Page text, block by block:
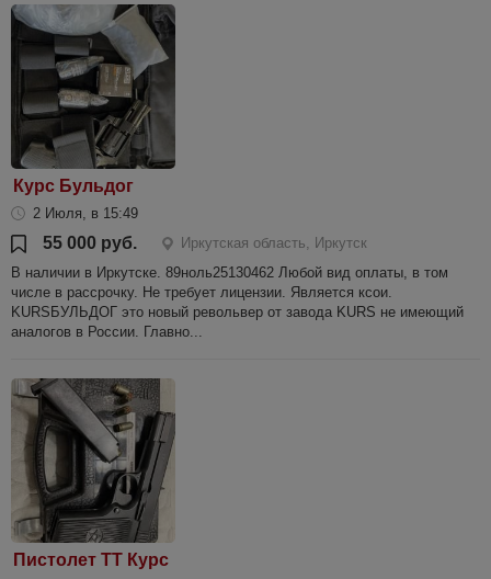
Курс Бульдог
2 Июля, в 15:49
55 000 руб.
Иркутская область, Иркутск
В наличии в Иркутске. 89ноль25130462 Любой вид оплаты, в том
числе в рассрочку. Не требует лицензии. Является ксои.
KURSБУЛЬДОГ это новый револьвер от завода KURS не имеющий
аналогов в России. Главно...
Пистолет ТТ Курс